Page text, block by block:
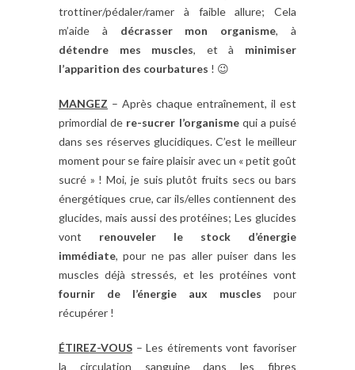
trottiner/pédaler/ramer à faible allure; Cela
m’aide à décrasser mon organisme, à
détendre mes muscles, et à minimiser
l’apparition des courbatures ! 😉
MANGEZ – Après chaque entraînement, il est
primordial de re-sucrer l’organismequi a puisé
dans ses réserves glucidiques. C’est le meilleur
moment pour se faire plaisir avec un « petit goût
sucré » ! Moi, je suis plutôt fruits secs ou bars
énergétiques crue, car ils/elles contiennent des
glucides, mais aussi des protéines; Les glucides
vont renouveler le stock d’énergie
immédiate, pour ne pas aller puiser dans les
muscles déjà stressés, et les protéines vont
fournir de l’énergie aux muscles pour
récupérer !
ÉTIREZ-VOUS – Les étirements vont favoriser
la circulation sanguine dans les fibres